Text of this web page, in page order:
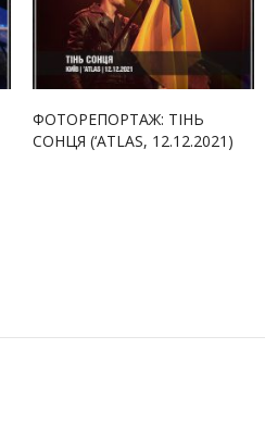
ФОТОРЕПОРТАЖ: ТІНЬ
СОНЦЯ (‘ATLAS, 12.12.2021)